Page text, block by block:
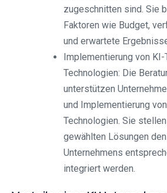
zugeschnitten sind. Sie
Faktoren wie Budget,
und erwartete
Implementierung von KI-
Technologien: Die
unterstützen
und Implementierung
Technologien. Sie
gewählten Lösungen
Unternehmens
integriert werden.